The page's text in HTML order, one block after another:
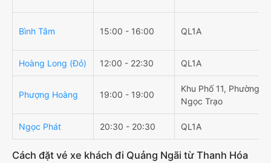
Bình Tâm 15:00 - 16:00 QL1A
Hoàng Long (Đỏ) 12:00 - 22:30 QL1A
Phượng Hoàng 19:00 - 19:00
Khu Phố 11, Phường
Ngọc Trạo
Ngọc Phát 20:30 - 20:30 QL1A
Cách đặt vé xe khách đi Quảng Ngãi từ Thanh Hóa